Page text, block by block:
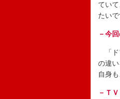
てい
たいで
－今
「ド
の違
自身
－Ｔ